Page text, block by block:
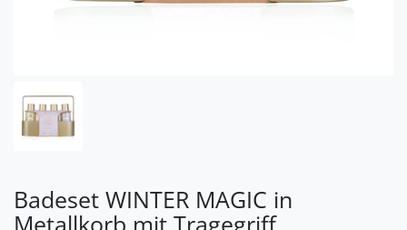
Badeset WINTER MAGIC in
Metallkorb mit Tragegriff